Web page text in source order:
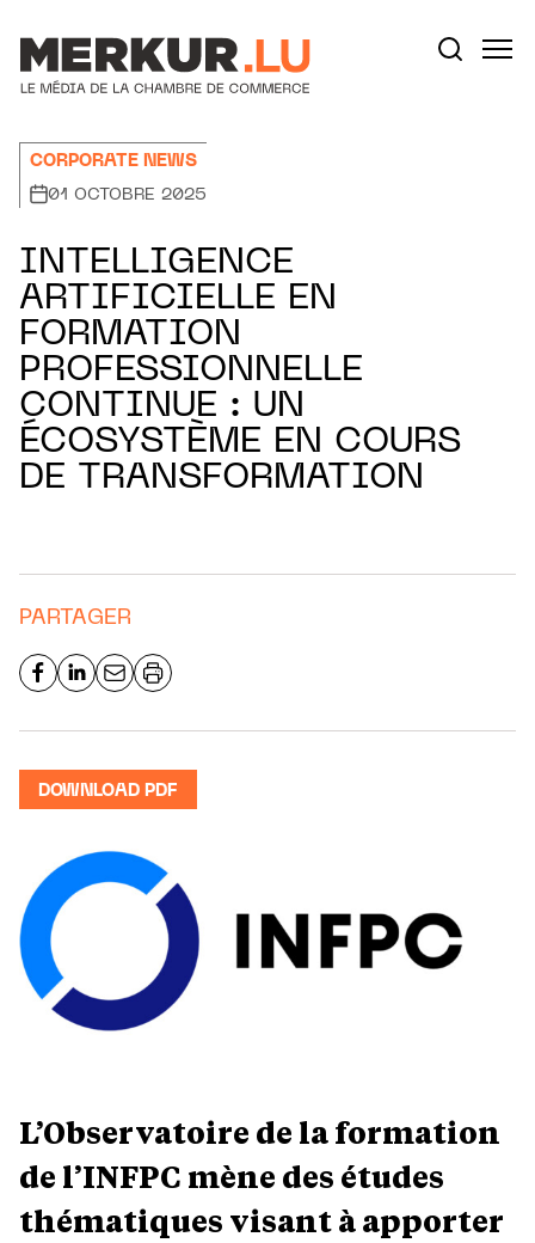
CORPORATE NEWS
01 OCTOBRE 2025
INTELLIGENCE
ARTIFICIELLE EN
FORMATION
PROFESSIONNELLE
CONTINUE : UN
ÉCOSYSTÈME EN COURS
DE TRANSFORMATION
PARTAGER
DOWNLOAD PDF
L’Observatoire de la formation
de l’INFPC mène des études
thématiques visant à apporter